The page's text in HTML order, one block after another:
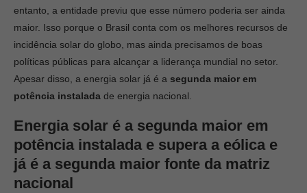
entanto, a entidade previu que esse número poderia ser ainda
maior. Isso porque o Brasil conta com os melhores recursos de
incidência solar do globo, mas ainda precisamos de boas
políticas públicas para alcançar a liderança mundial no setor.
Apesar disso, a energia solar já é a segunda maior em
potência instalada de energia nacional.
Energia solar é a segunda maior em
potência instalada e supera a eólica e
já é a segunda maior fonte da matriz
nacional